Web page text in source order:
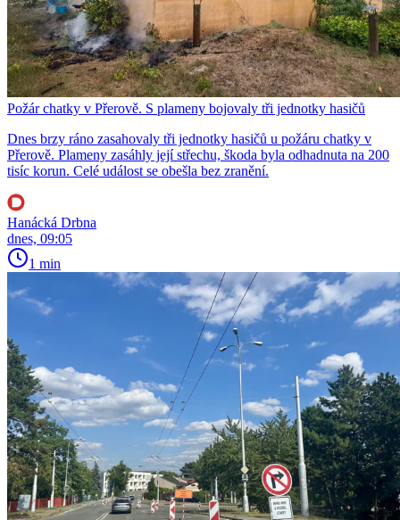
Požár chatky v Přerově. S plameny bojovaly tři jednotky hasičů
Dnes brzy ráno zasahovaly tři jednotky hasičů u požáru chatky v
Přerově. Plameny zasáhly její střechu, škoda byla odhadnuta na 200
tisíc korun. Celé událost se obešla bez zranění.
Hanácká Drbna
dnes, 09:05
1 min